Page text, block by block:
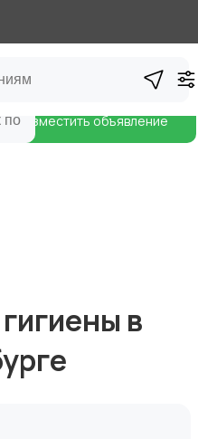
Разместить объявление
в